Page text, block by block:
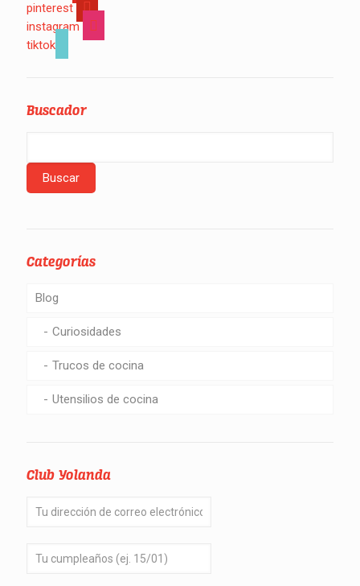
pinterest
instagram
tiktok
Buscador
Categorías
Blog
Curiosidades
Trucos de cocina
Utensilios de cocina
Club Yolanda